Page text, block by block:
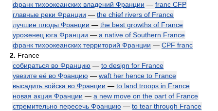
франк тихоокеанских владений Франции — franc CFP
главные реки Франции — the chief rivers of France
лучшие плоды Франции — the best growths of France
уроженец юга Франции — a native of Southern France
франк тихоокеанских территорий Франции — CPF franc
2. France
собираться во Францию — to design for France
увезите её во Францию — waft her hence to France
высадить войска во Франции — to land troops in France
новая акция Франции — a new move on the part of France
стремительно пересечь Францию — to tear through France